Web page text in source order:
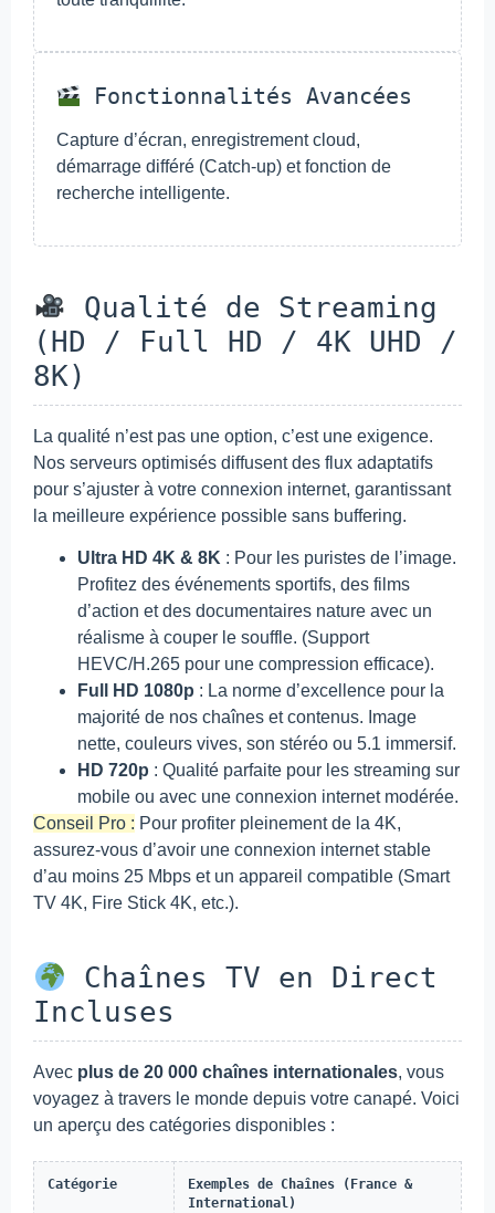
Fonctionnalités Avancées
Capture d’écran, enregistrement cloud,
démarrage différé (Catch-up) et fonction de
recherche intelligente.
Qualité de Streaming
(HD / Full HD / 4K UHD /
8K)
La qualité n’est pas une option, c’est une exigence.
Nos serveurs optimisés diffusent des flux adaptatifs
pour s’ajuster à votre connexion internet, garantissant
la meilleure expérience possible sans buffering.
Ultra HD 4K & 8K : Pour les puristes de l’image.
Profitez des événements sportifs, des films
d’action et des documentaires nature avec un
réalisme à couper le souffle. (Support
HEVC/H.265 pour une compression efficace).
Full HD 1080p : La norme d’excellence pour la
majorité de nos chaînes et contenus. Image
nette, couleurs vives, son stéréo ou 5.1 immersif.
HD 720p : Qualité parfaite pour les streaming sur
mobile ou avec une connexion internet modérée.
Conseil Pro : Pour profiter pleinement de la 4K,
assurez-vous d’avoir une connexion internet stable
d’au moins 25 Mbps et un appareil compatible (Smart
TV 4K, Fire Stick 4K, etc.).
Chaînes TV en Direct
Incluses
Avec plus de 20 000 chaînes internationales, vous
voyagez à travers le monde depuis votre canapé. Voici
un aperçu des catégories disponibles :
Catégorie
Exemples de Chaînes (France &
International)